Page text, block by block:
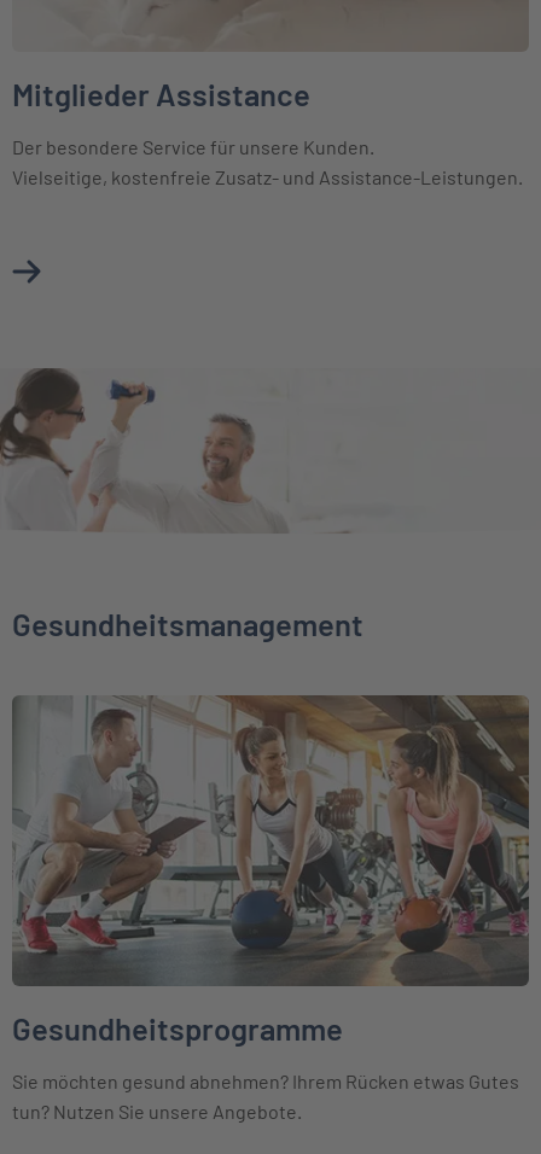
Mitglieder Assistance
Der besondere Service für unsere Kunden.
Vielseitige, kostenfreie Zusatz- und Assistance-Leistungen.
Mehr über Mitglieder Assistance erfahren
Gesundheitsmanagement
Weiter zu Gesundheitsprogramme
Gesundheitsprogramme
Sie möchten gesund abnehmen? Ihrem Rücken etwas Gutes
tun? Nutzen Sie unsere Angebote.